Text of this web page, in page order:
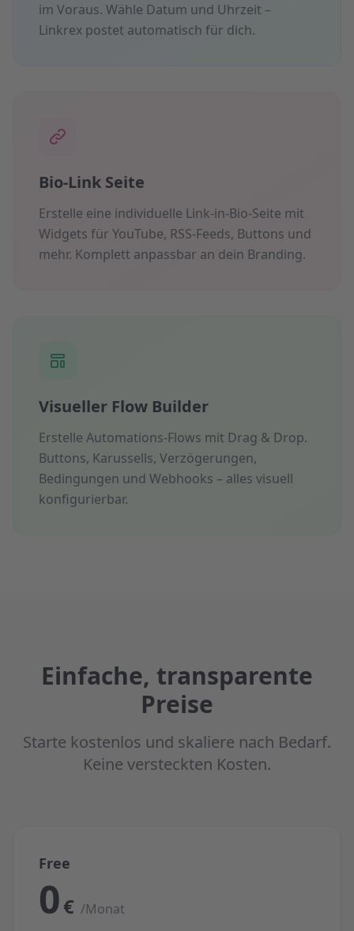
im Voraus. Wähle Datum und Uhrzeit –
Linkrex postet automatisch für dich.
Bio-Link Seite
Erstelle eine individuelle Link-in-Bio-Seite mit
Widgets für YouTube, RSS-Feeds, Buttons und
mehr. Komplett anpassbar an dein Branding.
Visueller Flow Builder
Erstelle Automations-Flows mit Drag & Drop.
Buttons, Karussells, Verzögerungen,
Bedingungen und Webhooks – alles visuell
konfigurierbar.
Einfache, transparente
Preise
Starte kostenlos und skaliere nach Bedarf.
Keine versteckten Kosten.
Free
0€ /Monat